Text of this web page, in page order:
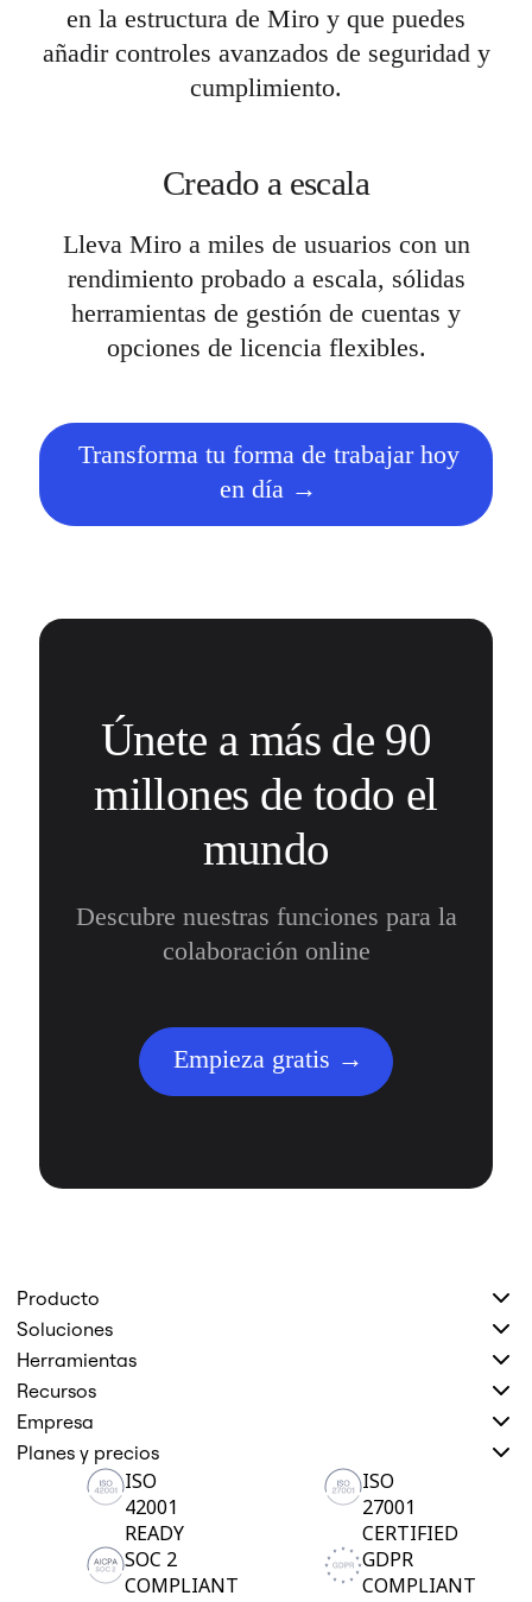
en la estructura de Miro y que puedes
añadir controles avanzados de seguridad y
cumplimiento.
Creado a escala
Lleva Miro a miles de usuarios con un
rendimiento probado a escala, sólidas
herramientas de gestión de cuentas y
opciones de licencia flexibles.
Transforma tu forma de trabajar hoy
en día
Únete a más de 90
millones de todo el
mundo
Descubre nuestras funciones para la
colaboración online
Empieza gratis
Producto
Soluciones
Herramientas
Recursos
Empresa
Planes y precios
ISO
42001
READY
ISO
27001
CERTIFIED
SOC 2
COMPLIANT
GDPR
COMPLIANT